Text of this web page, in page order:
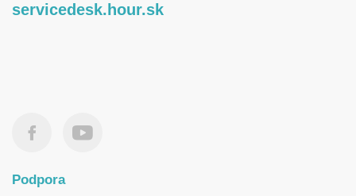
servicedesk.hour.sk
Podpora